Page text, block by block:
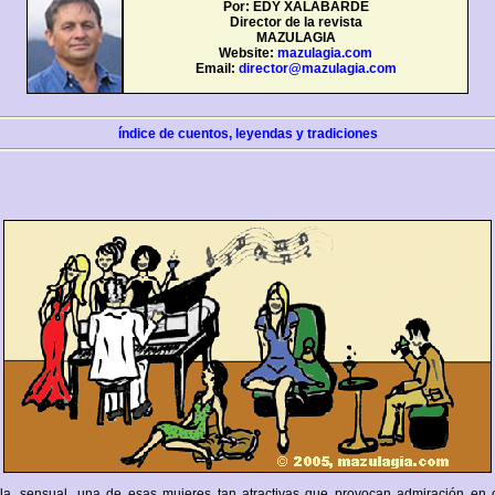
Por: EDY XALABARDE
Director de la revista
MAZULAGIA
Website: mazulagia.com
Email: director@mazulagia.com
índice de cuentos, leyendas y tradiciones